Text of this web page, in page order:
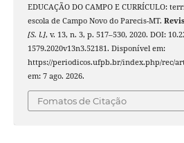
EDUCAÇÃO DO CAMPO E CURRÍCULO:
escola de Campo Novo do Parecis-MT.
[S. l.], v. 13, n. 3, p. 517–530, 2020. DOI:
1579.2020v13n3.52181. Disponível em:
https://periodicos.ufpb.br/index.php/rec/
em: 7 ago. 2026.
Fomatos de Citação